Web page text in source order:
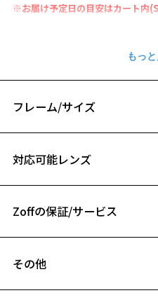
※お届け予定日の目安はカート内
ボストン型。
ラバー素材を使用したことで快適な
煩わしい「ズレ」を軽減する機能
モダンなデザインで、ビジネスか
デザインと機能性を両立した万能サ
■高温(60℃以上)環境や急激な温度
い。
フレーム/サイズ
B ブリッジ(鼻部分)の横幅：
対応可能レンズ
フレームとレンズの
Zoffの保証/サービス
その他